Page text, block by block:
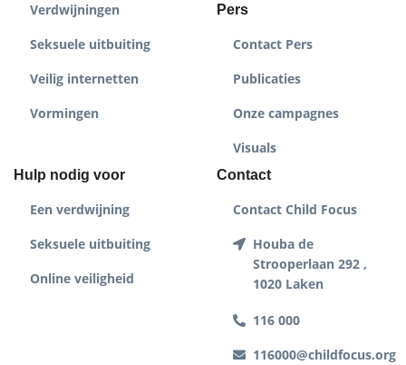
Verdwijningen
Seksuele uitbuiting
Veilig internetten
Vormingen
Pers
Contact Pers
Publicaties
Onze campagnes
Visuals
Hulp nodig voor
Een verdwijning
Seksuele uitbuiting
Online veiligheid
Contact
Contact Child Focus
Houba de
Strooperlaan 292 ,
1020 Laken
116 000
116000@childfocus.org